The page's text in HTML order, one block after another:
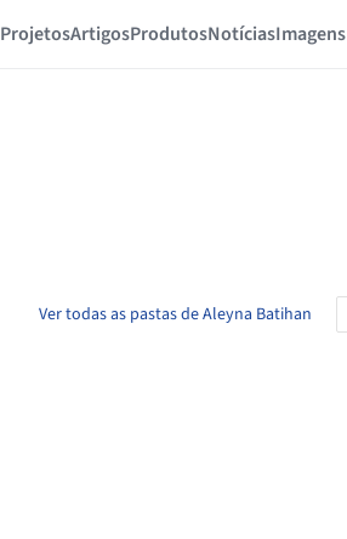
ProjetosArtigosProdutosNotíciasImagens
Ver todas as pastas de Aleyna Batihan